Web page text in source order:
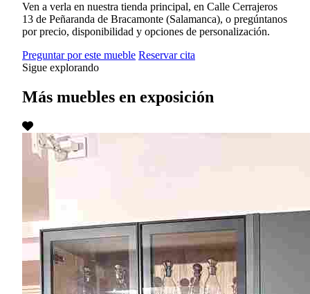
Ven a verla en nuestra tienda principal, en Calle Cerrajeros
13 de Peñaranda de Bracamonte (Salamanca), o pregúntanos
por precio, disponibilidad y opciones de personalización.
Preguntar por este mueble Reservar cita
Sigue explorando
Más muebles en exposición